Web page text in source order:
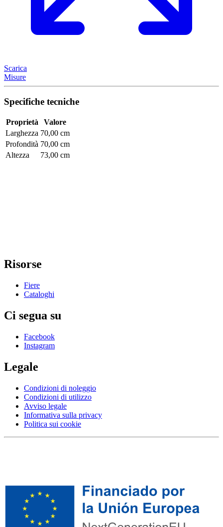
Scarica
Misure
Specifiche tecniche
Proprietà
Valore
Larghezza 70,00 cm
Profondità 70,00 cm
Altezza
73,00 cm
Risorse
Fiere
Cataloghi
Ci segua su
Facebook
Instagram
Legale
Condizioni di noleggio
Condizioni di utilizzo
Avviso legale
Informativa sulla privacy
Politica sui cookie